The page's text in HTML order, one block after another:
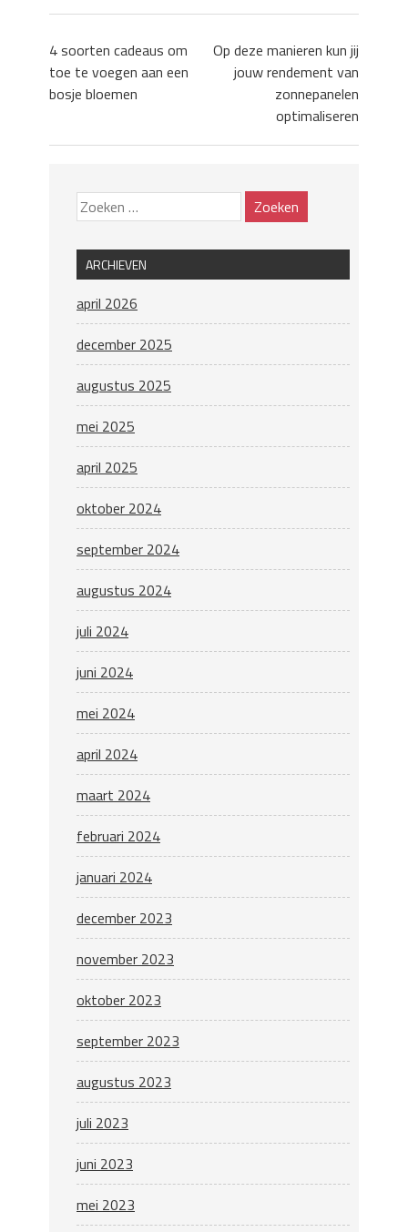
4 soorten cadeaus om
toe te voegen aan een
bosje bloemen
Op deze manieren kun jij
jouw rendement van
zonnepanelen
optimaliseren
ARCHIEVEN
april 2026
december 2025
augustus 2025
mei 2025
april 2025
oktober 2024
september 2024
augustus 2024
juli 2024
juni 2024
mei 2024
april 2024
maart 2024
februari 2024
januari 2024
december 2023
november 2023
oktober 2023
september 2023
augustus 2023
juli 2023
juni 2023
mei 2023